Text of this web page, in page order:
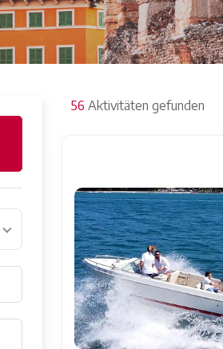
56 Aktivitäten gefunden